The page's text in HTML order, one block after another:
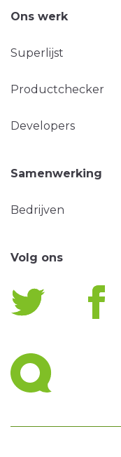
Ons werk
Superlijst
Productchecker
Developers
Samenwerking
Bedrijven
Volg ons